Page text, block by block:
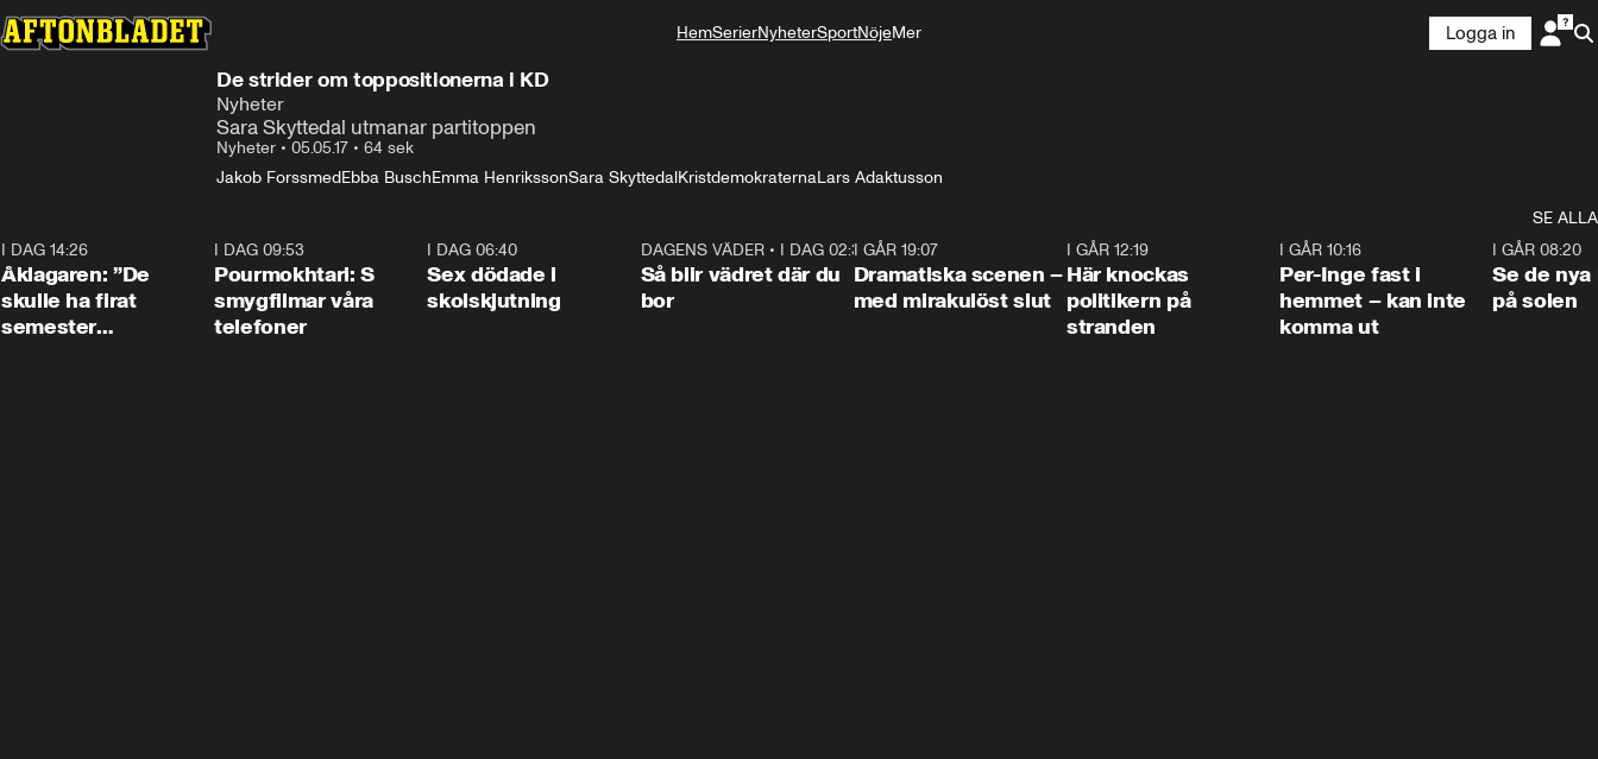
HemSerierNyheterSportNöjeMer
Logga in
De strider om toppositionerna i KD
Nyheter
Sara Skyttedal utmanar partitoppen
Nyheter • 05.05.17 • 64 sek
Jakob ForssmedEbba BuschEmma HenrikssonSara SkyttedalKristdemokraternaLars Adaktusson
SE ALLA
I DAG 14:26
Åklagaren: ”De
skulle ha firat
semester
I DAG 09:53
Pourmokhtari: S
smygfilmar våra
telefoner
I DAG 06:40
Sex dödade i
skolskjutning
1:06
DAGENS VÄDER• I DAG 02:30
Så blir vädret där du
bor
I GÅR 19:07
Dramatiska scenen –
med mirakulöst slut
I GÅR 12:19
Här knockas
politikern på
stranden
I GÅR 10:16
Per-Inge fast i
hemmet – kan inte
komma ut
I GÅR 08:20
Se de
på solen